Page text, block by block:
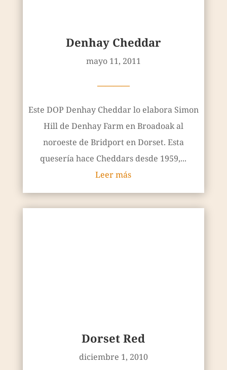
Denhay Cheddar
mayo 11, 2011
————
Este DOP Denhay Cheddar lo elabora Simon
Hill de Denhay Farm en Broadoak al
noroeste de Bridport en Dorset. Esta
quesería hace Cheddars desde 1959,...
Leer más
Dorset Red
diciembre 1, 2010